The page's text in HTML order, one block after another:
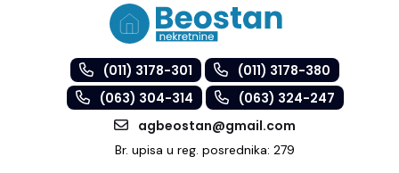
(011) 3178-301
(011) 3178-380
(063) 304-314
(063) 324-247
agbeostan@gmail.com
Br. upisa u reg. posrednika: 279